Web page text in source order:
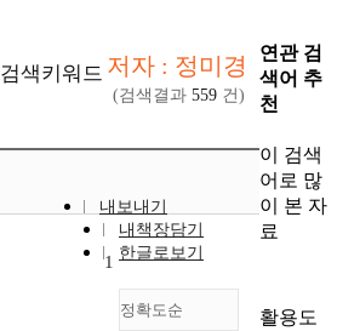
검색키워드 저자 : 정미경
(검색결과 559 건)
내보내기
내책장담기
한글로보기
정확도순
1
연관 검
색어 추
천
이 검색
어로 많
이 본 자
료
활용도